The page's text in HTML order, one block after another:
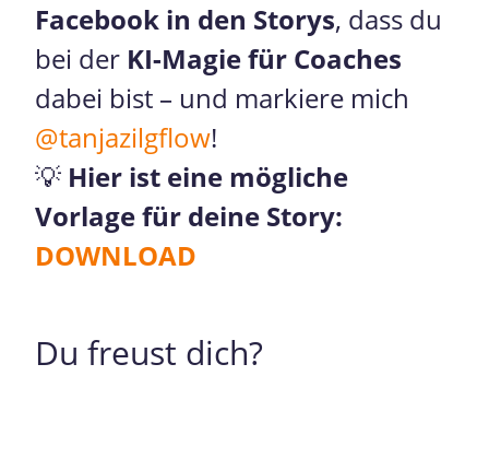
Facebook in den Storys, dass du
bei der KI-Magie für Coaches
dabei bist – und markiere mich
@tanjazilgflow!
💡 Hier ist eine mögliche
Vorlage für deine Story:
DOWNLOAD
Du freust dich?